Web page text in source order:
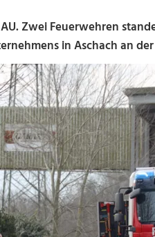
Zwei Feuerwehren
in Aschach an